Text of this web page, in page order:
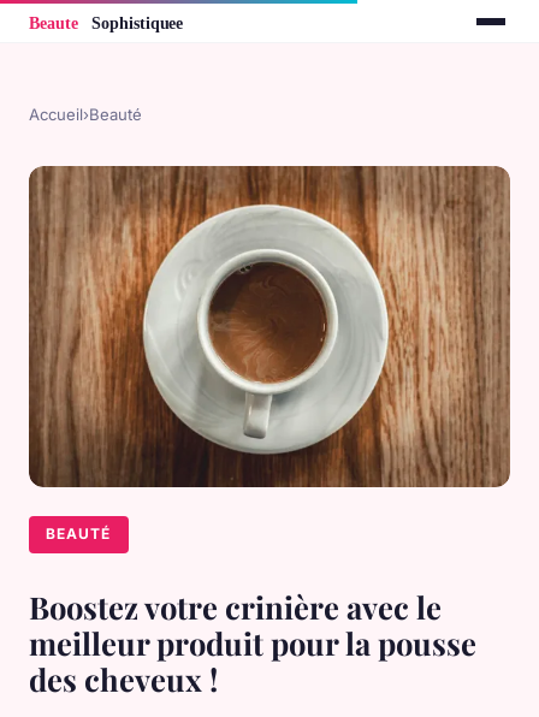
Accueil›Beauté
BEAUTÉ
Boostez votre crinière avec le
meilleur produit pour la pousse
des cheveux !